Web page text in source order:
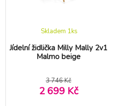
Jídelní židlička Milly Mally 2v1
Malmo beige
Skladem 1ks
3 746 Kč
2 699 Kč